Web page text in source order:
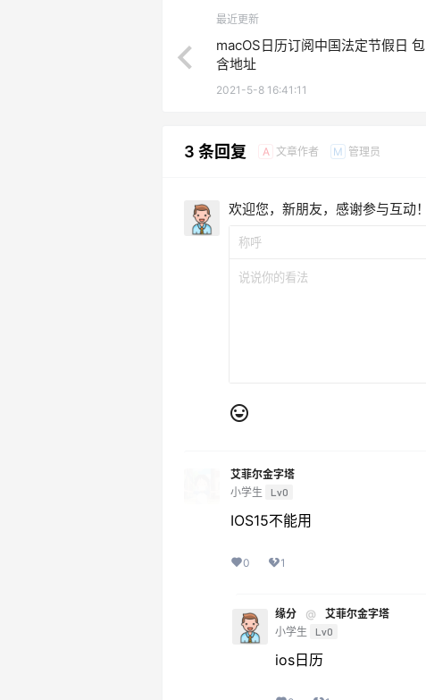
最近更新
macOS日历订阅中国法定节假日 包
含地址
2021-5-8 16:41:11
3 条回复 A 文章作者 M 管理员
欢迎您，新朋友，感谢参与互动！
艾菲尔金字塔
小学生
Lv0
IOS15不能用
0 1
缘分 @
艾菲尔金字塔
小学生
Lv0
ios日历